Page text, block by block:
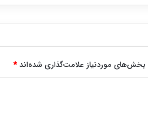
بخش‌های موردنیاز علامت‌گذاری شده‌اند*